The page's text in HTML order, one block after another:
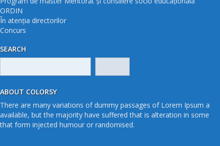
ORDIN
În atenția directorilor
Concurs
SEARCH
ABOUT COLORSY
There are many variations of dummy passages of Lorem Ipsum a
available, but the majority have suffered that is alteration in some
that form injected humour or randomised.